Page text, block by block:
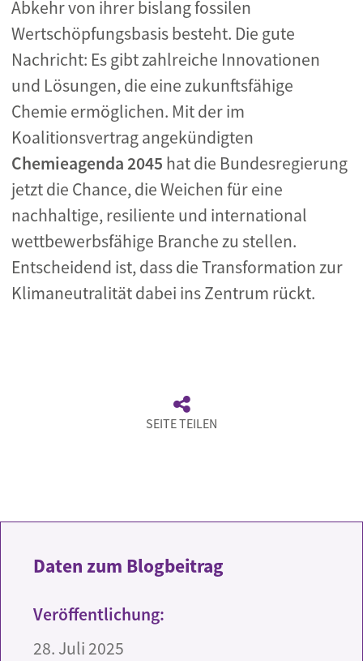
Abkehr von ihrer bislang fossilen
Wertschöpfungsbasis besteht. Die gute
Nachricht: Es gibt zahlreiche Innovationen
und Lösungen, die eine zukunftsfähige
Chemie ermöglichen. Mit der im
Koalitionsvertrag angekündigten
Chemieagenda 2045 hat die Bundesregierung
jetzt die Chance, die Weichen für eine
nachhaltige, resiliente und international
wettbewerbsfähige Branche zu stellen.
Entscheidend ist, dass die Transformation zur
Klimaneutralität dabei ins Zentrum rückt.
SEITE TEILEN
Daten zum Blogbeitrag
Veröffentlichung:
28. Juli 2025